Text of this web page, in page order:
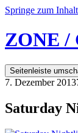
Springe zum Inhalt
ZONE /
Seitenleiste
7. Dezember 2013
Saturday